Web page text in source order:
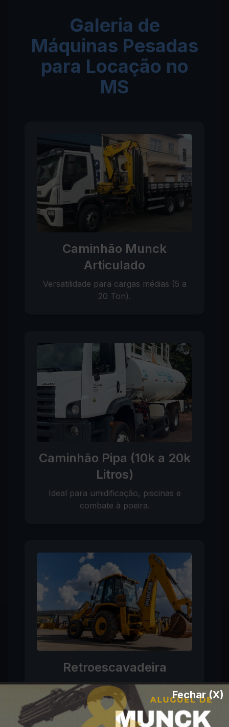
Galeria de
Máquinas Pesadas
para Locação no
MS
Caminhão Munck
Articulado
Versatilidade para cargas médias (5 a
20 Ton).
Caminhão Pipa (10k a 20k
Litros)
Ideal para umidificação, piscinas e
combate à poeira.
Retroescavadeira
Para serviços de terraplenagem,
escavação e aterro.
Fechar (X)